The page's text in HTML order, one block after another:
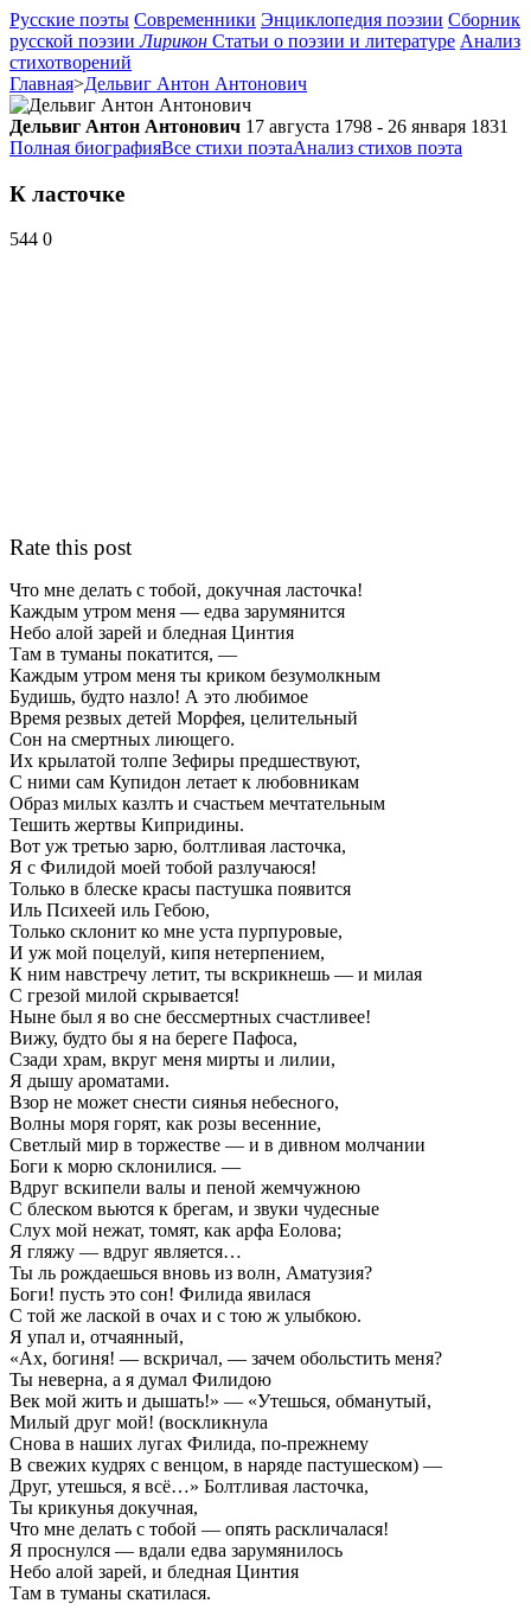
Русские поэты Современники Энциклопедия поэзии Сборник
русской поэзии Лирикон Статьи о поэзии и литературе Анализ
стихотворений
Главная>Дельвиг Антон Антонович
Дельвиг Антон Антонович 17 августа 1798 - 26 января 1831
Полная биографияВсе стихи поэтаАнализ стихов поэта
К ласточке
544 0
Rate this post
Что мне делать с тобой, докучная ласточка!
Каждым утром меня — едва зарумянится
Небо алой зарей и бледная Цинтия
Там в туманы покатится, —
Каждым утром меня ты криком безумолкным
Будишь, будто назло! А это любимое
Время резвых детей Морфея, целительный
Сон на смертных лиющего.
Их крылатой толпе Зефиры предшествуют,
С ними сам Купидон летает к любовникам
Образ милых казлть и счастьем мечтательным
Тешить жертвы Кипридины.
Вот уж третью зарю, болтливая ласточка,
Я с Филидой моей тобой разлучаюся!
Только в блеске красы пастушка появится
Иль Психеей иль Гебою,
Только склонит ко мне уста пурпуровые,
И уж мой поцелуй, кипя нетерпением,
К ним навстречу летит, ты вскрикнешь — и милая
С грезой милой скрывается!
Ныне был я во сне бессмертных счастливее!
Вижу, будто бы я на береге Пафоса,
Сзади храм, вкруг меня мирты и лилии,
Я дышу ароматами.
Взор не может снести сиянья небесного,
Волны моря горят, как розы весенние,
Светлый мир в торжестве — и в дивном молчании
Боги к морю склонилися. —
Вдруг вскипели валы и пеной жемчужною
С блеском вьются к брегам, и звуки чудесные
Слух мой нежат, томят, как арфа Еолова;
Я гляжу — вдруг является…
Ты ль рождаешься вновь из волн, Аматузия?
Боги! пусть это сон! Филида явилася
С той же лаской в очах и с тою ж улыбкою.
Я упал и, отчаянный,
«Ах, богиня! — вскричал, — зачем обольстить меня?
Ты неверна, а я думал Филидою
Век мой жить и дышать!» — «Утешься, обманутый,
Милый друг мой! (воскликнула
Снова в наших лугах Филида, по-прежнему
В свежих кудрях с венцом, в наряде пастушеском) —
Друг, утешься, я всё…» Болтливая ласточка,
Ты крикунья докучная,
Что мне делать с тобой — опять раскличалася!
Я проснулся — вдали едва зарумянилось
Небо алой зарей, и бледная Цинтия
Там в туманы скатилася.